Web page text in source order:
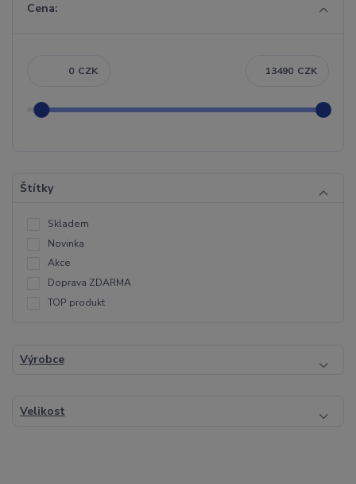
Cena:
CZK CZK
Štítky
Skladem
Novinka
Akce
Doprava ZDARMA
TOP produkt
Výrobce
Velikost